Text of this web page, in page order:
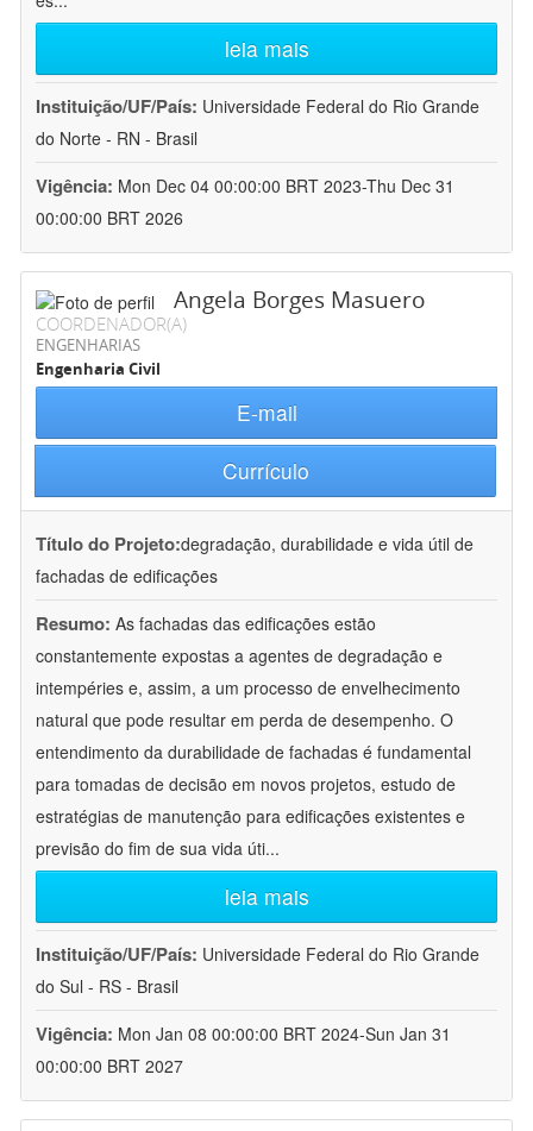
leia mais
Instituição/UF/País: Universidade Federal do Rio Grande
do Norte - RN - Brasil
Vigência: Mon Dec 04 00:00:00 BRT 2023-Thu Dec 31
00:00:00 BRT 2026
Angela Borges Masuero
COORDENADOR(A)
ENGENHARIAS
Engenharia Civil
E-mail
Currículo
Título do Projeto:degradação, durabilidade e vida útil de
fachadas de edificações
Resumo: As fachadas das edificações estão
constantemente expostas a agentes de degradação e
intempéries e, assim, a um processo de envelhecimento
natural que pode resultar em perda de desempenho. O
entendimento da durabilidade de fachadas é fundamental
para tomadas de decisão em novos projetos, estudo de
estratégias de manutenção para edificações existentes e
previsão do fim de sua vida úti...
leia mais
Instituição/UF/País: Universidade Federal do Rio Grande
do Sul - RS - Brasil
Vigência: Mon Jan 08 00:00:00 BRT 2024-Sun Jan 31
00:00:00 BRT 2027